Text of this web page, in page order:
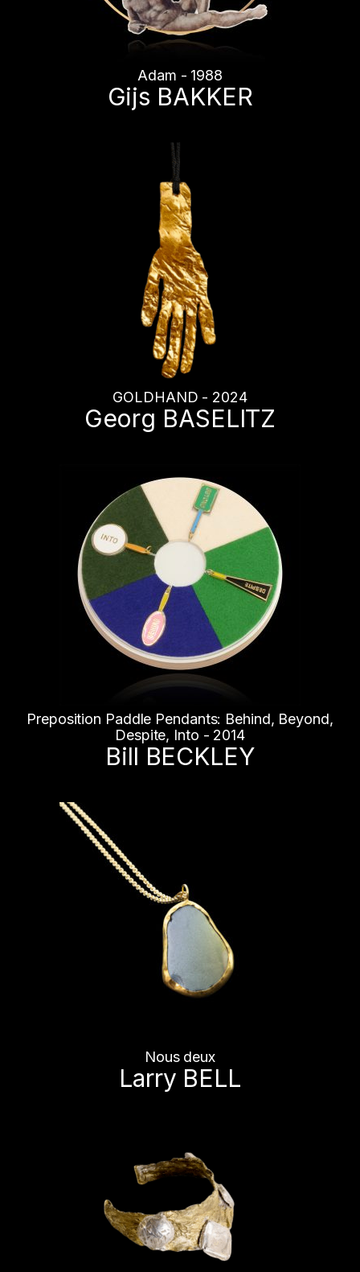
Adam - 1988
Gijs BAKKER
GOLDHAND - 2024
Georg BASELITZ
Preposition Paddle Pendants: Behind, Beyond,
Despite, Into - 2014
Bill BECKLEY
Nous deux
Larry BELL